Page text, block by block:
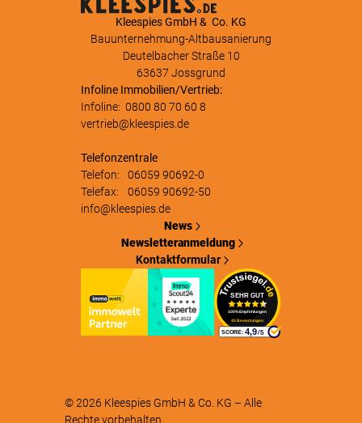
Kleespies GmbH & Co. KG
Bauunternehmung-Altbausanierung
Deutelbacher Straße 10
63637 Jossgrund
Infoline Immobilien/Vertrieb:
Infoline: 0800 80 70 60 8
vertrieb@kleespies.de
Telefonzentrale
Telefon:
06059 90692-0
Telefax:
06059 90692-50
info@kleespies.de
News
Newsletteranmeldung
Kontaktformular
© 2026 Kleespies GmbH & Co. KG – Alle
Rechte vorbehalten